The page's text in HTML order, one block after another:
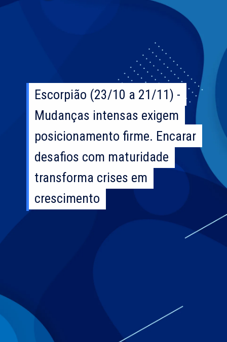
Escorpião (23/10 a 21/11) -
Mudanças intensas exigem
posicionamento firme. Encarar
desafios com maturidade
transforma crises em
crescimento
Escorpião (23/10 a 21/11) -
Mudanças intensas exigem
posicionamento firme. Encarar
desafios com maturidade
transforma crises em
crescimento